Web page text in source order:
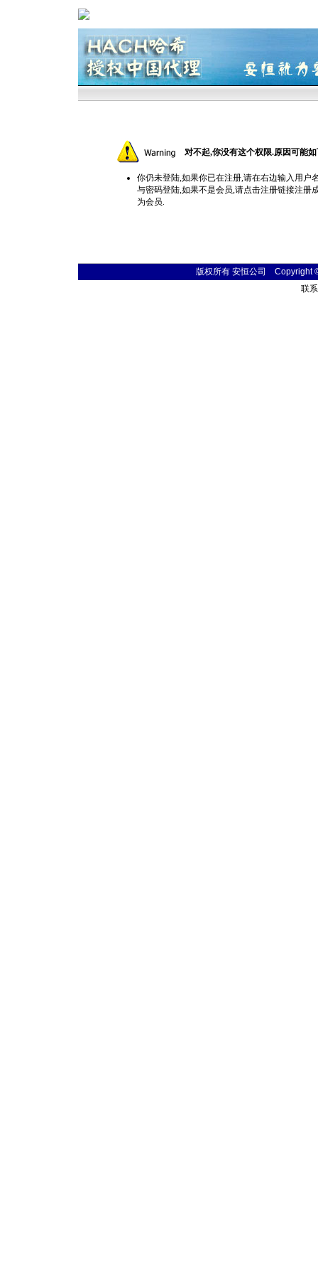
对不起,你没有这个权限.原因可能如
你仍未登陆,如果你已在注册,请在右边输入用户
与密码登陆,如果不是会员,请点击注册链接注册
为会员.
版权所有 安恒公司 Copyright
联